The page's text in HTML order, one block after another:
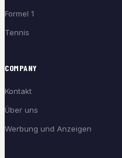
Formel 1
Tennis
COMPANY
Kontakt
Über uns
Werbung und Anzeigen